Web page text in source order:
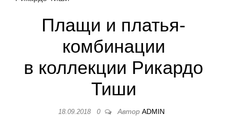
Плащи и платья-
комбинации
в коллекции Рикардо
Тиши
18.09.2018 0 Автор ADMIN